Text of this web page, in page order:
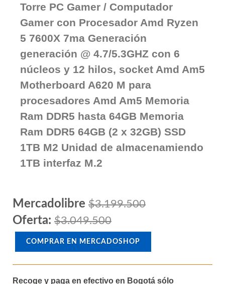
Torre PC Gamer / Computador
Gamer con Procesador Amd Ryzen
5 7600X 7ma Generación
generación @ 4.7/5.3GHZ con 6
núcleos y 12 hilos, socket Amd Am5
Motherboard A620 M para
procesadores Amd Am5 Memoria
Ram DDR5 hasta 64GB Memoria
Ram DDR5 64GB (2 x 32GB) SSD
1TB M2 Unidad de almacenamiendo
Mercadolibre $3.199.500
Oferta:$3.049.500
COMPRAR EN MERCADOSHOP